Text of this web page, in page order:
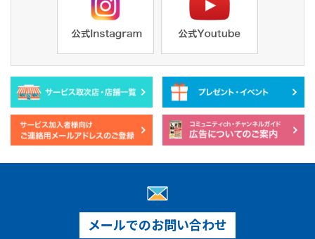
メールでのお問い合わせ